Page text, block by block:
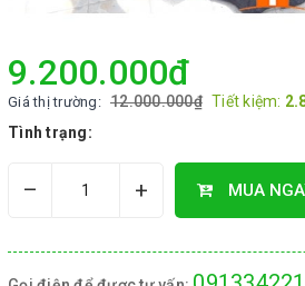
9.200.000₫
Giá thị trường: 12.000.000₫ Tiết kiệm:
Tình trạng:
– + MUA